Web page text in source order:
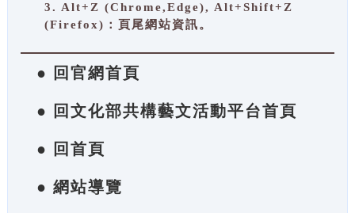
3. Alt+Z (Chrome,Edge), Alt+Shift+Z
(Firefox)：頁尾網站資訊。
● 回官網首頁
● 回文化部共構藝文活動平台首頁
● 回首頁
● 網站導覽